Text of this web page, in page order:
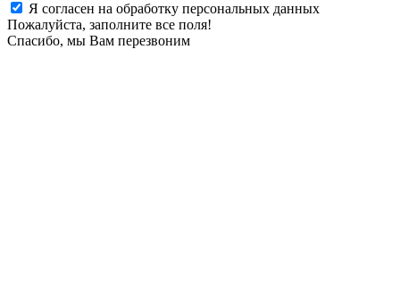
Я согласен на обработку персональных данных
Пожалуйста, заполните все поля!
Спасибо, мы Вам перезвоним